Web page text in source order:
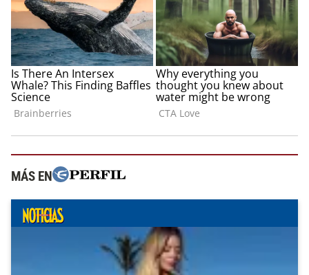
MÁS EN